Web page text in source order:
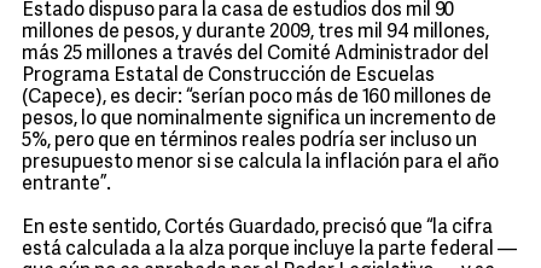
Estado dispuso para la casa de estudios dos mil 90
millones de pesos, y durante 2009, tres mil 94 millones,
más 25 millones a través del Comité Administrador del
Programa Estatal de Construcción de Escuelas
(Capece), es decir: “serían poco más de 160 millones de
pesos, lo que nominalmente significa un incremento de
5%, pero que en términos reales podría ser incluso un
presupuesto menor si se calcula la inflación para el año
entrante”.
En este sentido, Cortés Guardado, precisó que “la cifra
está calculada a la alza porque incluye la parte federal —